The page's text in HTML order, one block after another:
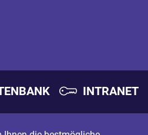
INTRANET